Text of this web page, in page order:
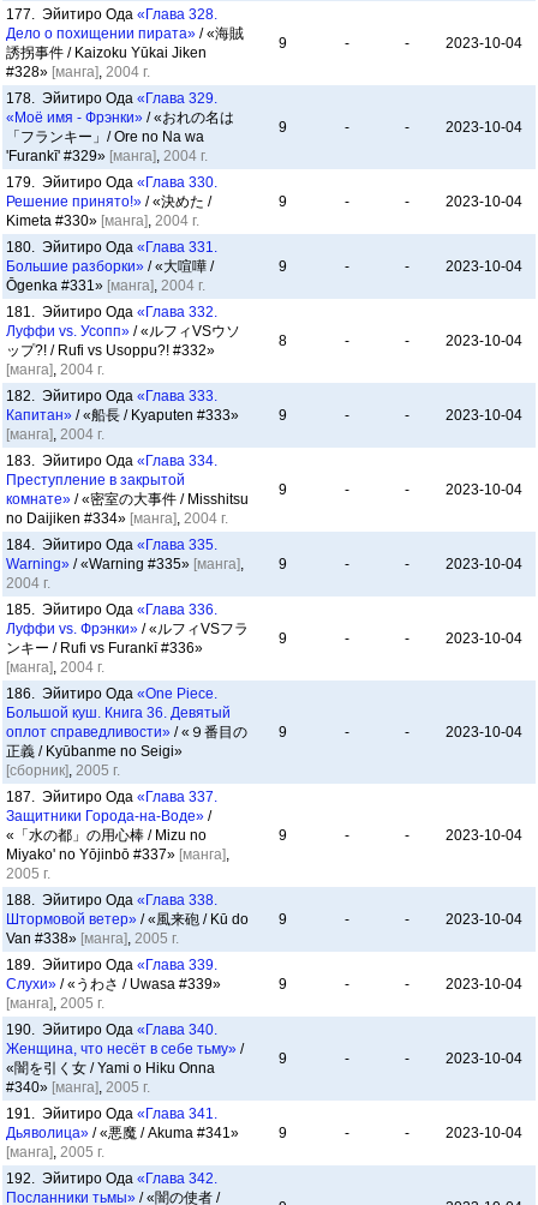
177. Эйитиро Ода «Глава 328.
Дело о похищении пирата» / «海賊
誘拐事件 / Kaizoku Yūkai Jiken
#328» [манга], 2004 г.
9 - - 2023-10-04
178. Эйитиро Ода «Глава 329.
«Моё имя - Фрэнки» / «おれの名は
「フランキー」/ Ore no Na wa
'Furankī' #329» [манга], 2004 г.
9 - - 2023-10-04
179. Эйитиро Ода «Глава 330.
Решение принято!» / «決めた /
Kimeta #330» [манга], 2004 г.
9 - - 2023-10-04
180. Эйитиро Ода «Глава 331.
Большие разборки» / «大喧嘩 /
Ōgenka #331» [манга], 2004 г.
9 - - 2023-10-04
181. Эйитиро Ода «Глава 332.
Луффи vs. Усопп» / «ルフィVSウソ
ップ?! / Rufi vs Usoppu?! #332»
[манга], 2004 г.
8 - - 2023-10-04
182. Эйитиро Ода «Глава 333.
Капитан» / «船長 / Kyaputen #333»
[манга], 2004 г.
9 - - 2023-10-04
183. Эйитиро Ода «Глава 334.
Преступление в закрытой
комнате» / «密室の大事件 / Misshitsu
no Daijiken #334» [манга], 2004 г.
9 - - 2023-10-04
184. Эйитиро Ода «Глава 335.
Warning» / «Warning #335» [манга],
2004 г.
9 - - 2023-10-04
185. Эйитиро Ода «Глава 336.
Луффи vs. Фрэнки» / «ルフィVSフラ
ンキー / Rufi vs Furankī #336»
[манга], 2004 г.
9 - - 2023-10-04
186. Эйитиро Ода «One Piece.
Большой куш. Книга 36. Девятый
оплот справедливости» / «９番目の
正義 / Kyūbanme no Seigi»
[сборник], 2005 г.
9 - - 2023-10-04
187. Эйитиро Ода «Глава 337.
Защитники Города-на-Воде» /
«「水の都」の用心棒 / Mizu no
Miyako' no Yōjinbō #337» [манга],
2005 г.
9 - - 2023-10-04
188. Эйитиро Ода «Глава 338.
Штормовой ветер» / «風来砲 / Kū do
Van #338» [манга], 2005 г.
9 - - 2023-10-04
189. Эйитиро Ода «Глава 339.
Слухи» / «うわさ / Uwasa #339»
[манга], 2005 г.
9 - - 2023-10-04
190. Эйитиро Ода «Глава 340.
Женщина, что несёт в себе тьму» /
«闇を引く女 / Yami o Hiku Onna
#340» [манга], 2005 г.
9 - - 2023-10-04
191. Эйитиро Ода «Глава 341.
Дьяволица» / «悪魔 / Akuma #341»
[манга], 2005 г.
9 - - 2023-10-04
192. Эйитиро Ода «Глава 342.
Посланники тьмы» / «闇の使者 /